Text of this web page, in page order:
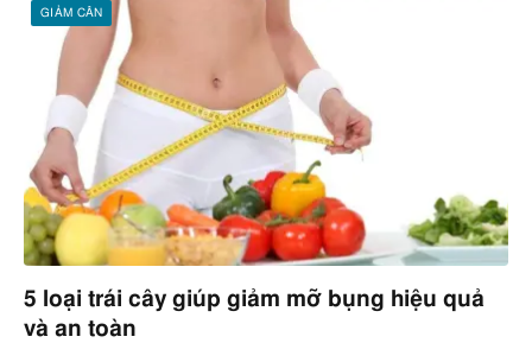
GIẢM CÂN
5 loại trái cây giúp giảm mỡ bụng hiệu quả
và an toàn